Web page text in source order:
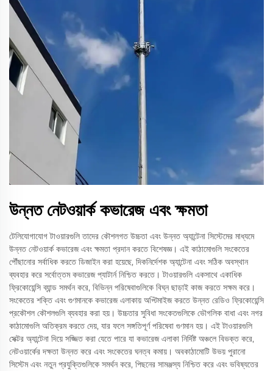
উন্নত নেটওয়ার্ক কভারেজ এবং ক্ষমতা
টেলিযোগাযোগ টাওয়ারগুলি তাদের কৌশলগত উচ্চতা এবং উন্নত অ্যান্টেনা সিস্টেমের মাধ্যমে
উন্নত নেটওয়ার্ক কভারেজ এবং ক্ষমতা প্রদান করতে বিশেষজ্ঞ। এই কাঠামোগুলি সংকেতের
পৌঁছানোর সর্বাধিক করতে ডিজাইন করা হয়েছে, দিকনির্দেশক অ্যান্টেনা এবং সঠিক অবস্থান
ব্যবহার করে সর্বোত্তম কভারেজ প্যাটার্ন নিশ্চিত করতে। টাওয়ারগুলি একসাথে একাধিক
ফ্রিকোয়েন্সি ব্যান্ড সমর্থন করে, বিভিন্ন পরিষেবাগুলিকে বিঘ্ন ছাড়াই কাজ করতে সক্ষম করে।
সংকেতের শক্তি এবং গুণমানকে কভারেজ এলাকায় অপ্টিমাইজ করতে উন্নত রেডিও ফ্রিকোয়েন্সি
প্রকৌশল কৌশলগুলি ব্যবহার করা হয়। উচ্চতার সুবিধা সংকেতগুলিকে ভৌগলিক বাধা এবং নগর
কাঠামোগুলি অতিক্রম করতে দেয়, যার ফলে সঙ্গতিপূর্ণ পরিষেবা গুণমান হয়। এই টাওয়ারগুলি
সেক্টর অ্যান্টেনা দিয়ে সজ্জিত করা যেতে পারে যা কভারেজ এলাকা নির্দিষ্ট অঞ্চলে বিভক্ত করে,
নেটওয়ার্কের দক্ষতা উন্নত করে এবং সংকেতের ঘনত্ব কমায়। অবকাঠামোটি উভয় পুরানো
সিস্টেম এবং নতুন প্রযুক্তিগুলিকে সমর্থন করে, পিছনের সামঞ্জস্য নিশ্চিত করে এবং ভবিষ্যতের